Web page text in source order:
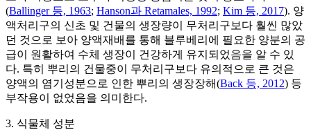
(Ballinger 등, 1963; Hanson과 Retamales, 1992; Kim 등, 2017). 양
액처리구의 신초 및 건물의 생장량이 무처리구보다 훨씬 많았
던 것으로 보아 양액재배를 통해 블루베리에 필요한 양분의 공
급이 원활하여 수체 생장이 건강하게 유지되었음을 알 수 있
다. 특히 뿌리의 건물중이 무처리구보다 유의적으로 큰 것은
양액의 염기성분으로 인한 뿌리의 생장장해(Back 등, 2012) 등
부작용이 없었음을 의미한다.
3. 식물체 성분